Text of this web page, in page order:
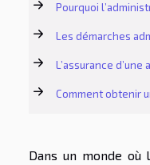
Pourquoi
Les démarches
L’assurance
Comment obtenir
Dans un monde où